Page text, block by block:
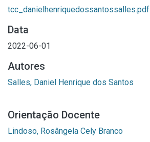
tcc_danielhenriquedossantossalles.pdf
Data
2022-06-01
Autores
Salles, Daniel Henrique dos Santos
Orientação Docente
Lindoso, Rosângela Cely Branco